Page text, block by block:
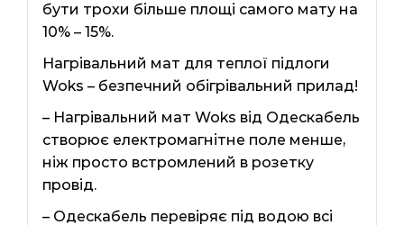
бути трохи більше площі самого мату на
10% – 15%.
Нагрівальний мат для теплої підлоги
Woks – безпечний обігрівальний прилад!
– Нагрівальний мат Woks від Одескабель
створює електромагнітне поле менше,
ніж просто встромлений в розетку
провід.
– Одескабель перевіряє під водою всі